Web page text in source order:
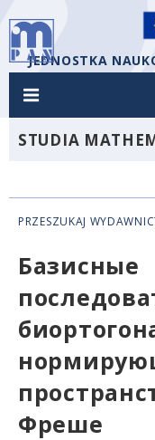
JEDNOSTKA
STUDIA
PRZESZUKAJ
Базисные
Фреше